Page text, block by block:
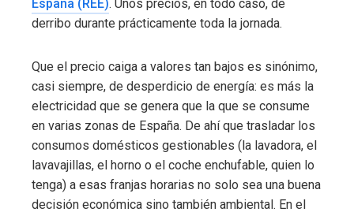
España (REE). Unos precios, en todo caso, de
derribo durante prácticamente toda la jornada.
Que el precio caiga a valores tan bajos es sinónimo,
casi siempre, de desperdicio de energía: es más la
electricidad que se genera que la que se consume
en varias zonas de España. De ahí que trasladar los
consumos domésticos gestionables (la lavadora, el
lavavajillas, el horno o el coche enchufable, quien lo
tenga) a esas franjas horarias no solo sea una buena
decisión económica sino también ambiental. En el